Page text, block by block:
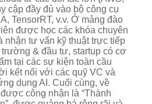
cập đầy đủ vào bộ công cụ
TensorRT, v.v. Ở mảng đào
được học các khóa chuyên
nhận tư vấn kỹ thuật trực tiếp
& đầu tư, startup có cơ
tại các sự kiện toàn cầu
kết nối với các quỹ VC và
dụng AI. Cuối cùng, về
công nhận là “Thành